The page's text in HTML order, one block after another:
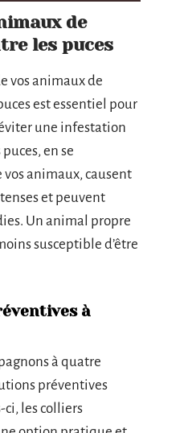
de
les puces
vos animaux de
est essentiel pour
une infestation
en se
animaux, causent
et peuvent
Un animal propre
susceptible d’être
à
à quatre
préventives
ci, les colliers